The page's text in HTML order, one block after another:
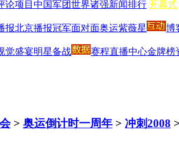
论项目 中国军团世界诸强新闻排行 开幕式
报北京播报冠军面对面奥运紫薇星 博
觉盛宴明星备战 赛程直播中心金牌榜
> 奥运倒计时一周年 > 冲刺2008